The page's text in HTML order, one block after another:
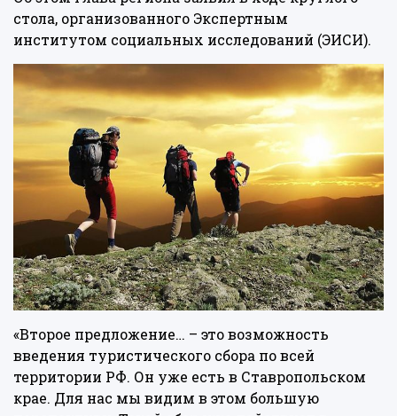
стола, организованного Экспертным
институтом социальных исследований (ЭИСИ).
«Второе предложение… – это возможность
введения туристического сбора по всей
территории РФ. Он уже есть в Ставропольском
крае. Для нас мы видим в этом большую